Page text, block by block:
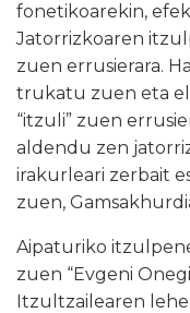
fonetikoarekin,
Jatorrizkoaren
zuen errusierara.
trukatu zuen eta
“itzuli” zuen
aldendu zen
irakurleari zerbait
zuen,
Aipaturiko
zuen “Evgeni
Itzultzailearen